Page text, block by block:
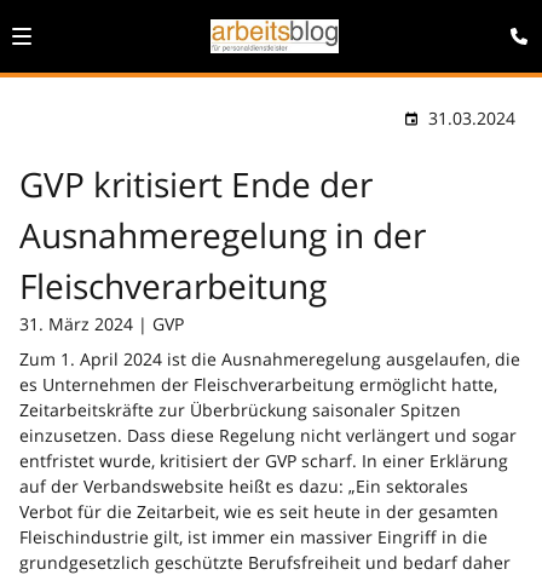
31.03.2024
GVP kritisiert Ende der
Ausnahmeregelung in der
Fleischverarbeitung
31. März 2024 | GVP
Zum 1. April 2024 ist die Ausnahmeregelung ausgelaufen, die
es Unternehmen der Fleischverarbeitung ermöglicht hatte,
Zeitarbeitskräfte zur Überbrückung saisonaler Spitzen
einzusetzen. Dass diese Regelung nicht verlängert und sogar
entfristet wurde, kritisiert der GVP scharf. In einer Erklärung
auf der Verbandswebsite heißt es dazu: „Ein sektorales
Verbot für die Zeitarbeit, wie es seit heute in der gesamten
Fleischindustrie gilt, ist immer ein massiver Eingriff in die
grundgesetzlich geschützte Berufsfreiheit und bedarf daher